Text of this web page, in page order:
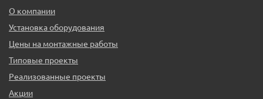
О компании
Установка оборудования
Цены на монтажные работы
Типовые проекты
Реализованные проекты
Акции